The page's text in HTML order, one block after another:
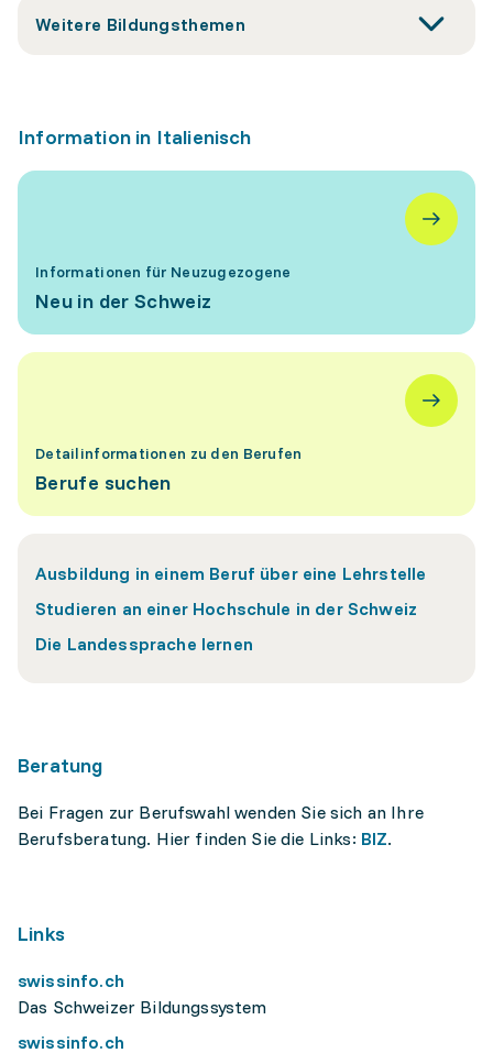
Weitere Bildungsthemen
Information in Italienisch
Informationen für Neuzugezogene
Neu in der Schweiz
Detailinformationen zu den Berufen
Berufe suchen
Ausbildung in einem Beruf über eine Lehrstelle
Studieren an einer Hochschule in der Schweiz
Die Landessprache lernen
Beratung
Bei Fragen zur Berufswahl wenden Sie sich an Ihre
Berufsberatung. Hier finden Sie die Links: BIZ.
Links
swissinfo.ch
Das Schweizer Bildungssystem
swissinfo.ch